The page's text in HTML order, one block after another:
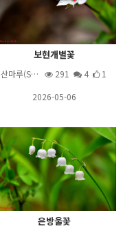
보현개별꽃
산마루(S… 291 4
1
2026-05-06
은방울꽃